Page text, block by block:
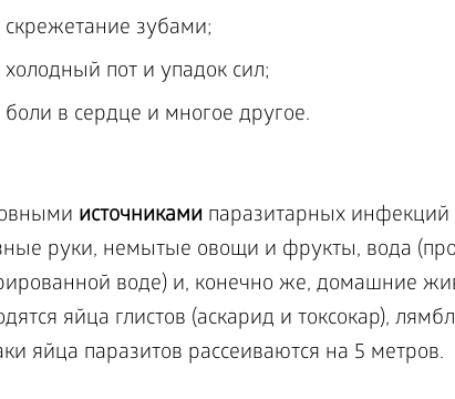
скрежетание зубами;
холодный пот и упадок сил;
боли в сердце и многое другое.
источниками паразитарных
руки, немытые овощи и фрукты, вода
воде) и, конечно же, домашние
яйца глистов (аскарид и токсокар),
яйца паразитов рассеиваются на 5 метров.